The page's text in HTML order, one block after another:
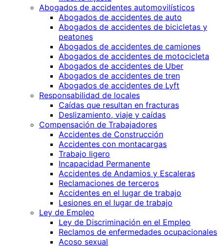
Abogados de accidentes automovilí­sticos
Abogados de accidentes de auto
Abogados de accidentes de bicicletas y
peatones
Abogados de accidentes de camiones
Abogados de accidentes de motocicleta
Abogados de accidentes de Uber
Abogados de accidentes de tren
Abogados de accidentes de Lyft
Responsabilidad de locales
Caí­das que resultan en fracturas
Deslizamiento, viaje y caí­das
Compensación de Trabajadores
Accidentes de Construcción
Accidentes con montacargas
Trabajo ligero
Incapacidad Permanente
Accidentes de Andamios y Escaleras
Reclamaciones de terceros
Accidentes en el lugar de trabajo
Lesiones en el lugar de trabajo
Ley de Empleo
Ley de Discriminación en el Empleo
Reclamos de enfermedades ocupacionales
Acoso sexual